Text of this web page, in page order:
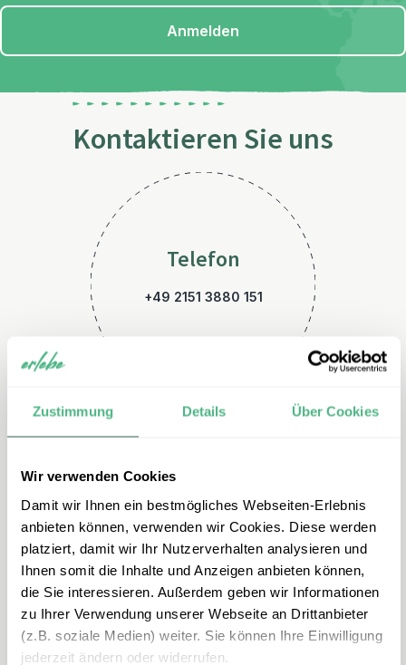
Zustimmung Details Über Cookies
Wir verwenden Cookies
Damit wir Ihnen ein bestmögliches Webseiten-Erlebnis
anbieten können, verwenden wir Cookies. Diese werden
platziert, damit wir Ihr Nutzerverhalten analysieren und
Ihnen somit die Inhalte und Anzeigen anbieten können,
die Sie interessieren. Außerdem geben wir Informationen
zu Ihrer Verwendung unserer Webseite an Drittanbieter
(z.B. soziale Medien) weiter. Sie können Ihre Einwilligung
jederzeit ändern oder widerrufen.
Anmelden
Kontaktieren Sie uns
Telefon
+49 2151 3880 151
E-Mail
spanien@erlebe.de